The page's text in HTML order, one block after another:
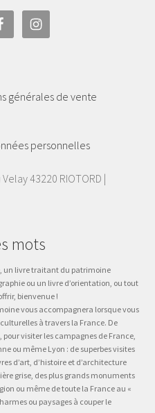
générales de vente
personnelles
43220 RIOTORD |
mots
un livre traitant du patrimoine
ou un livre d’orientation, ou tout
bienvenue !
vous accompagnera lorsque vous
à travers la France. De
visiter les campagnes de France,
ou même Lyon : de superbes visites
d’art, d’histoire et d’architecture
grise, des plus grands monuments
ou même de toute la France au «
ou paysages à couper le